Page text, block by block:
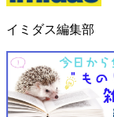
イミダス編集部